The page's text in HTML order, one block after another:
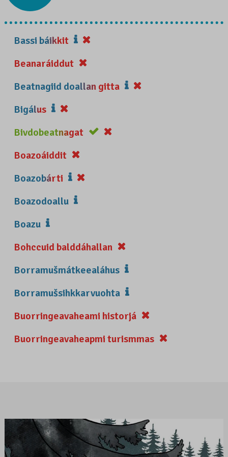
Bassi báikkit
Beanaráiddut
Beatnagiid doallan gitta
Bigálus
Bivdobeatnagat
Boazoáiddit
Boazobárti
Boazodoallu
Boazu
Bohccuid balddáhallan
Borramušmátkeealáhus
Borramušsihkkarvuohta
Buorringeavaheami historjá
Buorringeavaheapmi turismmas